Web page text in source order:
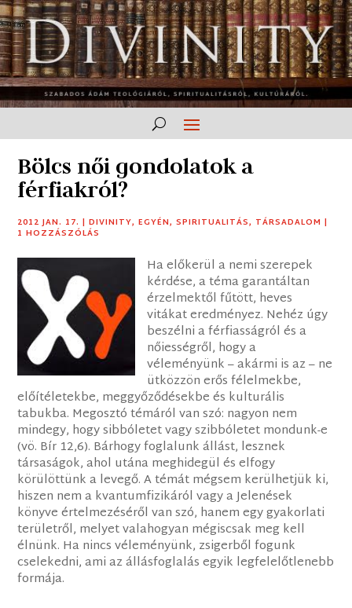
Bölcs női gondolatok a
férfiakról?
2012 JAN. 17. |DIVINITY,EGYÉN,SPIRITUALITÁS, TÁRSADALOM |
1 HOZZÁSZÓLÁS
Ha előkerül a nemi szerepek
kérdése, a téma garantáltan
érzelmektől fűtött, heves
vitákat eredményez. Nehéz úgy
beszélni a férfiasságról és a
nőiességről, hogy a
véleményünk – akármi is az – ne
ütközzön erős félelmekbe,
előítéletekbe, meggyőződésekbe és kulturális
tabukba. Megosztó témáról van szó: nagyon nem
mindegy, hogy sibbóletet vagy szibbóletet mondunk-e
(vö. Bír 12,6). Bárhogy foglalunk állást, lesznek
társaságok, ahol utána meghidegül és elfogy
körülöttünk a levegő. A témát mégsem kerülhetjük ki,
hiszen nem a kvantumfizikáról vagy a Jelenések
könyve értelmezéséről van szó, hanem egy gyakorlati
területről, melyet valahogyan mégiscsak meg kell
élnünk. Ha nincs véleményünk, zsigerből fogunk
cselekedni, ami az állásfoglalás egyik legfelelőtlenebb
formája.